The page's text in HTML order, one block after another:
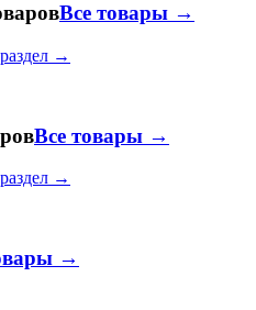
Все товары →
→
Все товары →
→
→